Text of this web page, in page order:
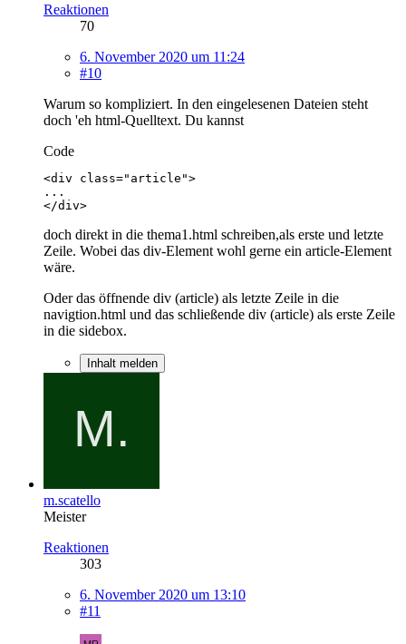
Reaktionen
70
6. November 2020 um 11:24
#10
Warum so kompliziert. In den eingelesenen Dateien steht
doch 'eh html-Quelltext. Du kannst
Code
</div>
doch direkt in die thema1.html schreiben,als erste und letzte
Zeile. Wobei das div-Element wohl gerne ein article-Element
wäre.
Oder das öffnende div (article) als letzte Zeile in die
navigtion.html und das schließende div (article) als erste Zeile
in die sidebox.
Inhalt melden
m.scatello
Meister
Reaktionen
303
6. November 2020 um 13:10
#11